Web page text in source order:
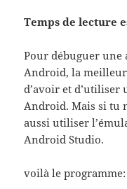
Temps de lecture
Pour débuguer
Android, la
d’avoir et
Android. Mais si tu
aussi utiliser
Android Studio.
voilà le programme: